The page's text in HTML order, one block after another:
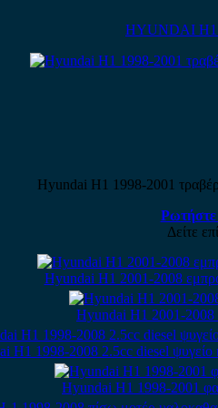
HYUNDAI H1
Hyundai H1 1998-2001
Ρωτήστε
Δείτε
Hyundai H1 2001-2008
Hyundai H1 2001-2008
H1 1998-2008 2.5cc diesel ψυγείο
Hyundai H1 1998-2001